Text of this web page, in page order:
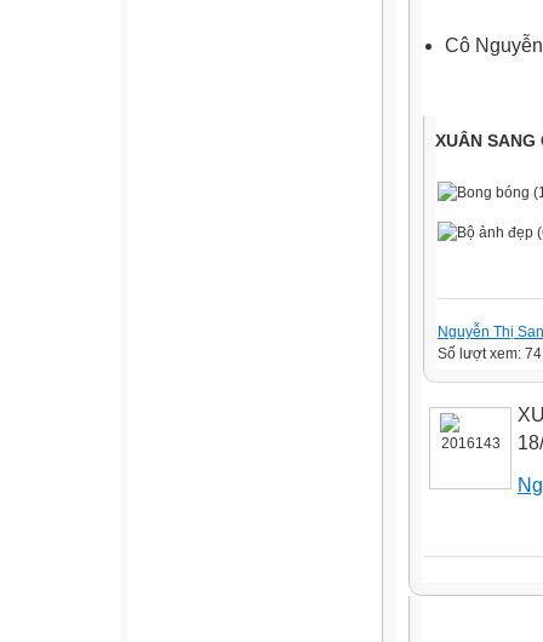
Cô
XUÂN SANG
Nguyễn Thị
Số lượt xem: 74